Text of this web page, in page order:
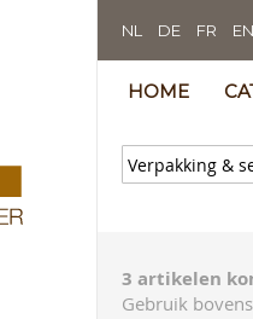
NL DE FR EN
HOME
3 artikelen
Gebruik